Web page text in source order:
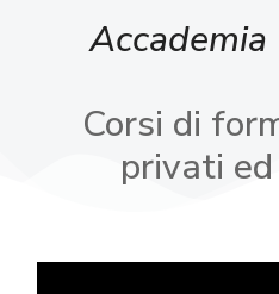
Accademia
Corsi di
privati